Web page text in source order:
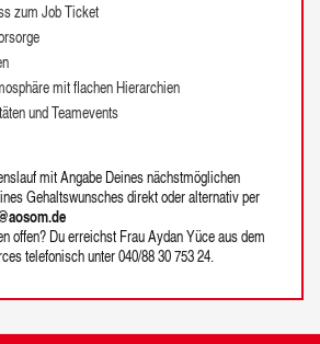
zum Job Ticket
mit flachen Hierarchien
und Teamevents
mit Angabe Deines nächstmöglichen
Gehaltswunsches direkt oder alternativ per
offen? Du erreichst Frau Aydan Yüce aus dem
telefonisch unter 040/88 30 753 24.